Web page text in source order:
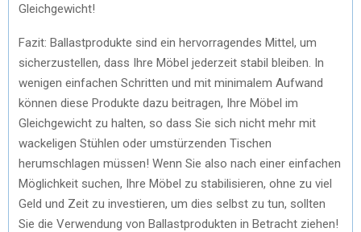
Gleichgewicht!
Fazit: Ballastprodukte sind ein hervorragendes Mittel, um
sicherzustellen, dass Ihre Möbel jederzeit stabil bleiben. In
wenigen einfachen Schritten und mit minimalem Aufwand
können diese Produkte dazu beitragen, Ihre Möbel im
Gleichgewicht zu halten, so dass Sie sich nicht mehr mit
wackeligen Stühlen oder umstürzenden Tischen
herumschlagen müssen! Wenn Sie also nach einer einfachen
Möglichkeit suchen, Ihre Möbel zu stabilisieren, ohne zu viel
Geld und Zeit zu investieren, um dies selbst zu tun, sollten
Sie die Verwendung von Ballastprodukten in Betracht ziehen!